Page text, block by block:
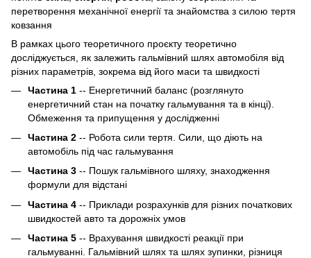
перетворення механічної енергії та знайомства з силою тертя
ковзання
В рамках цього теоретичного проєкту теоретично
досліджується, як залежить гальмівний шлях автомобіля від
різних параметрів, зокрема від його маси та швидкості
Частина 1 -- Енергетичний баланс (розглянуто
енергетичний стан на початку гальмування та в кінці).
Обмеження та припущення у дослідженні
Частина 2 -- Робота сили тертя. Сили, що діють на
автомобіль під час гальмування
Частина 3 -- Пошук гальмівного шляху, знаходження
формули для відстані
Частина 4 -- Приклади розрахунків для різних початкових
швидкостей авто та дорожніх умов
Частина 5 -- Врахування швидкості реакції при
гальмуванні. Гальмівний шлях та шлях зупинки, різниця